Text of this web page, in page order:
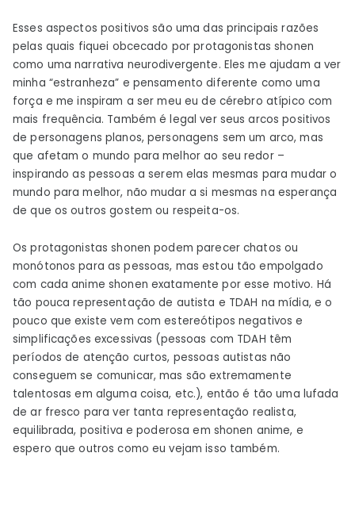
Esses aspectos positivos são uma das principais razões
pelas quais fiquei obcecado por protagonistas shonen
como uma narrativa neurodivergente. Eles me ajudam a ver
minha “estranheza” e pensamento diferente como uma
força e me inspiram a ser meu eu de cérebro atípico com
mais frequência. Também é legal ver seus arcos positivos
de personagens planos, personagens sem um arco, mas
que afetam o mundo para melhor ao seu redor –
inspirando as pessoas a serem elas mesmas para mudar o
mundo para melhor, não mudar a si mesmas na esperança
de que os outros gostem ou respeita-os.
Os protagonistas shonen podem parecer chatos ou
monótonos para as pessoas, mas estou tão empolgado
com cada anime shonen exatamente por esse motivo. Há
tão pouca representação de autista e TDAH na mídia, e o
pouco que existe vem com estereótipos negativos e
simplificações excessivas (pessoas com TDAH têm
períodos de atenção curtos, pessoas autistas não
conseguem se comunicar, mas são extremamente
talentosas em alguma coisa, etc.), então é tão uma lufada
de ar fresco para ver tanta representação realista,
equilibrada, positiva e poderosa em shonen anime, e
espero que outros como eu vejam isso também.